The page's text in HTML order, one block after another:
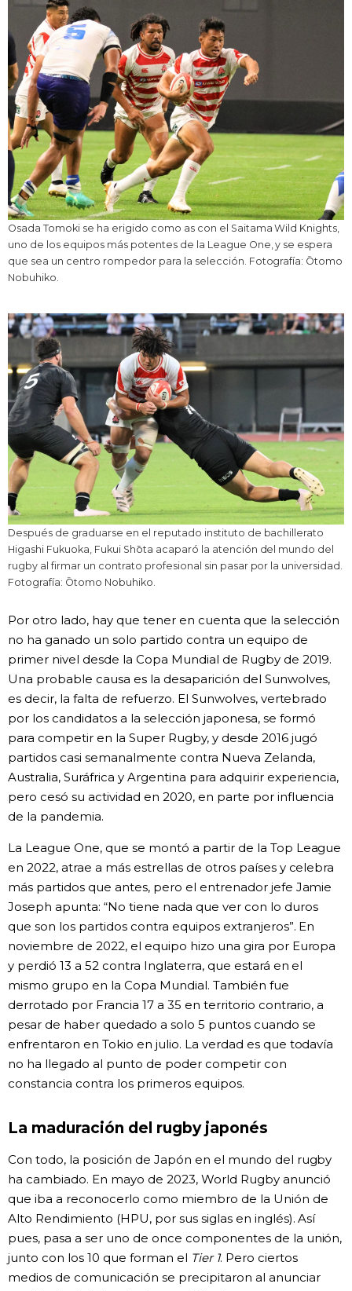
Osada Tomoki se ha erigido como as con el Saitama Wild Knights,
uno de los equipos más potentes de la League One, y se espera
que sea un centro rompedor para la selección. Fotografía: Ōtomo
Nobuhiko.
Después de graduarse en el reputado instituto de bachillerato
Higashi Fukuoka, Fukui Shōta acaparó la atención del mundo del
rugby al firmar un contrato profesional sin pasar por la universidad.
Fotografía: Ōtomo Nobuhiko.
Por otro lado, hay que tener en cuenta que la selección
no ha ganado un solo partido contra un equipo de
primer nivel desde la Copa Mundial de Rugby de 2019.
Una probable causa es la desaparición del Sunwolves,
es decir, la falta de refuerzo. El Sunwolves, vertebrado
por los candidatos a la selección japonesa, se formó
para competir en la Super Rugby, y desde 2016 jugó
partidos casi semanalmente contra Nueva Zelanda,
Australia, Suráfrica y Argentina para adquirir experiencia,
pero cesó su actividad en 2020, en parte por influencia
de la pandemia.
La League One, que se montó a partir de la Top League
en 2022, atrae a más estrellas de otros países y celebra
más partidos que antes, pero el entrenador jefe Jamie
Joseph apunta: “No tiene nada que ver con lo duros
que son los partidos contra equipos extranjeros”. En
noviembre de 2022, el equipo hizo una gira por Europa
y perdió 13 a 52 contra Inglaterra, que estará en el
mismo grupo en la Copa Mundial. También fue
derrotado por Francia 17 a 35 en territorio contrario, a
pesar de haber quedado a solo 5 puntos cuando se
enfrentaron en Tokio en julio. La verdad es que todavía
no ha llegado al punto de poder competir con
constancia contra los primeros equipos.
La maduración del rugby japonés
Con todo, la posición de Japón en el mundo del rugby
ha cambiado. En mayo de 2023, World Rugby anunció
que iba a reconocerlo como miembro de la Unión de
Alto Rendimiento (HPU, por sus siglas en inglés). Así
pues, pasa a ser uno de once componentes de la unión,
junto con los 10 que forman el Tier 1. Pero ciertos
medios de comunicación se precipitaron al anunciar